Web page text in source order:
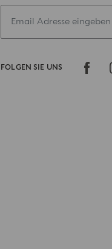
FOLGEN SIE UNS